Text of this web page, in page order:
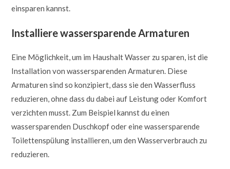
einsparen kannst.
Installiere wassersparende Armaturen
Eine Möglichkeit, um im Haushalt Wasser zu sparen, ist die
Installation von wassersparenden Armaturen. Diese
Armaturen sind so konzipiert, dass sie den Wasserfluss
reduzieren, ohne dass du dabei auf Leistung oder Komfort
verzichten musst. Zum Beispiel kannst du einen
wassersparenden Duschkopf oder eine wassersparende
Toilettenspülung installieren, um den Wasserverbrauch zu
reduzieren.